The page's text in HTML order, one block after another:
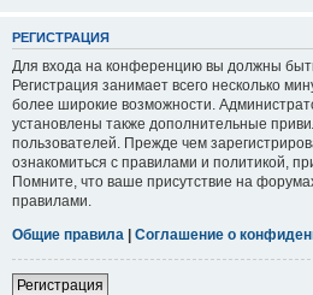
РЕГИСТРАЦИЯ
Для входа на конференцию вы должны
Регистрация занимает всего несколько
более широкие возможности.
установлены также дополнительные
пользователей. Прежде чем
ознакомиться с правилами и политикой,
Помните, что ваше присутствие на
правилами.
Общие правила | Соглашение о
Регистрация